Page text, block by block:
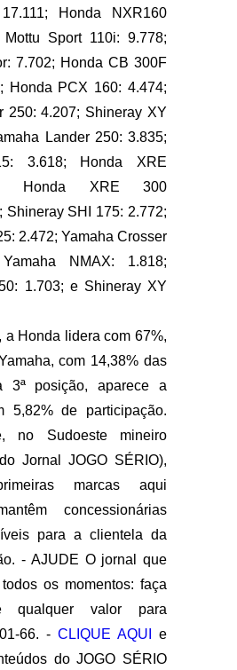
Honda NXR160
Mottu Sport 110i: 9.778;
7.702; Honda CB 300F
Honda PCX 160: 4.474;
250: 4.207; Shineray XY
Lander 250: 3.835;
3.618; Honda XRE
Honda XRE 300
Shineray SHI 175: 2.772;
2.472; Yamaha Crosser
NMAX: 1.818;
1.703; e Shineray XY
a Honda lidera com 67%,
com 14,38% das
3ª posição, aparece a
5,82% de participação.
no Sudoeste mineiro
Jornal JOGO SÉRIO),
marcas aqui
concessionárias
para a clientela da
- AJUDE O jornal que
os momentos: faça
valor para
66. - CLIQUE AQUI
e
do JOGO SÉRIO